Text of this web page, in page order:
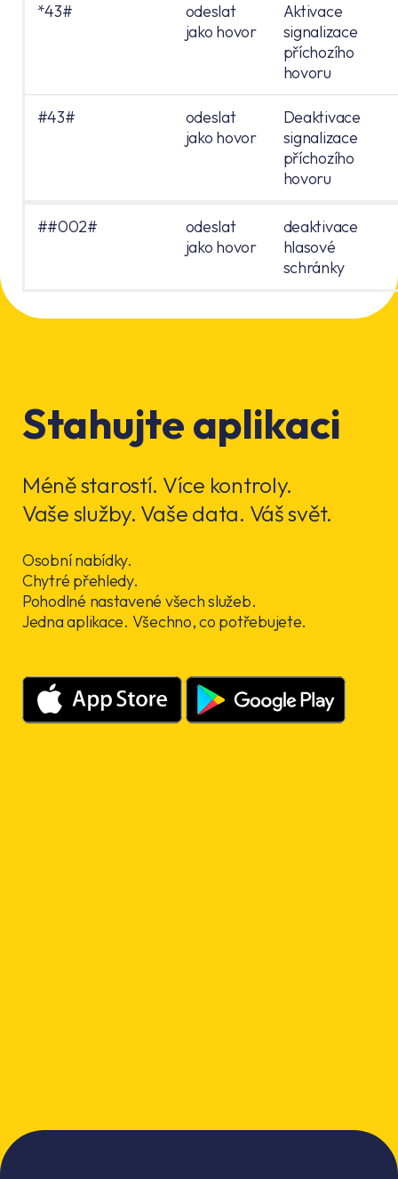
*43#
odeslat
jako hovor
Aktivace
signalizace
příchozího
hovoru
#43#
odeslat
jako hovor
Deaktivace
signalizace
příchozího
hovoru
##002#
odeslat
jako hovor
deaktivace
hlasové
schránky
Stahujte aplikaci
Méně starostí. Více kontroly.
Vaše služby. Vaše data. Váš svět.
Osobní nabídky.
Chytré přehledy.
Pohodlné nastavené všech služeb.
Jedna aplikace. Všechno, co potřebujete.